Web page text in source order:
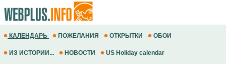
КАЛЕНДАРЬ ПОЖЕЛАНИЯ ОТКРЫТКИ ОБОИ
ИЗ ИСТОРИИ... НОВОСТИ US Holiday calendar